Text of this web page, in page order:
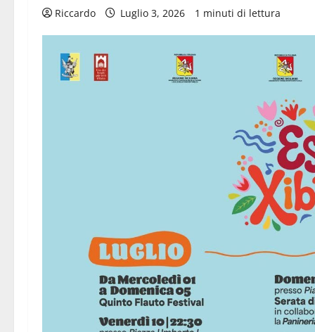
Riccardo Luglio 3, 2026 1 minuti di lettura